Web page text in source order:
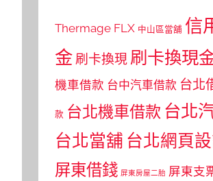
Thermage FLX 中山區當舖 信
金 刷卡換現 刷卡換現
機車借款 台中汽車借款 台北
款 台北機車借款 台北
台北當舖 台北網頁
屏東借錢 屏東房屋二胎 屏東支